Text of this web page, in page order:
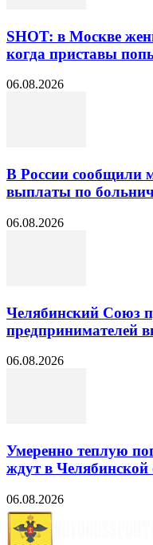
SHOT: в Москве
когда приставы
06.08.2026
В России сообщили
выплаты по
06.08.2026
Челябинский Союз
предпринимателей
06.08.2026
Умеренно теплую
ждут в Челябинской
06.08.2026